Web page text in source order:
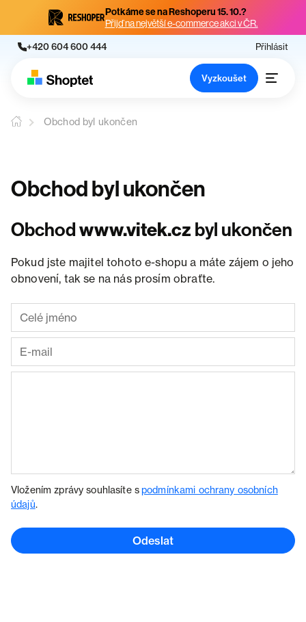
Potkáme se na Reshoperu 15. 10.?
Přijď na největší e-commerce akci v ČR.
+420 604 600 444 Přihlásit
Vyzkoušet
Obchod byl ukončen
Obchod byl ukončen
Obchodwww.vitek.cz byl ukončen
Pokud jste majitel tohoto e-shopu a máte zájem o jeho
obnovení, tak se na nás prosím obraťte.
Vložením zprávy souhlasíte spodmínkami ochrany osobních
údajů.
Odeslat